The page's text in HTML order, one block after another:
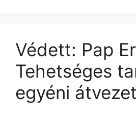
Védett: Pap
Tehetséges
egyéni